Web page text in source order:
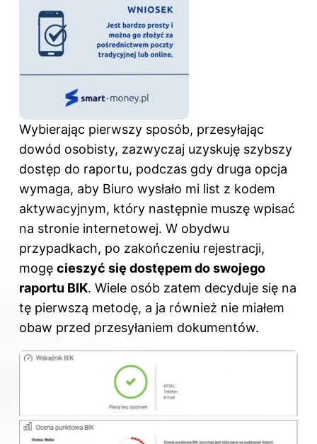
Wybierając pierwszy sposób, przesyłając
dowód osobisty, zazwyczaj uzyskuję szybszy
dostęp do raportu, podczas gdy druga opcja
wymaga, aby Biuro wysłało mi list z kodem
aktywacyjnym, który następnie muszę wpisać
na stronie internetowej. W obydwu
przypadkach, po zakończeniu rejestracji,
mogę cieszyć się dostępem do swojego
raportu BIK. Wiele osób zatem decyduje się na
tę pierwszą metodę, a ja również nie miałem
obaw przed przesyłaniem dokumentów.